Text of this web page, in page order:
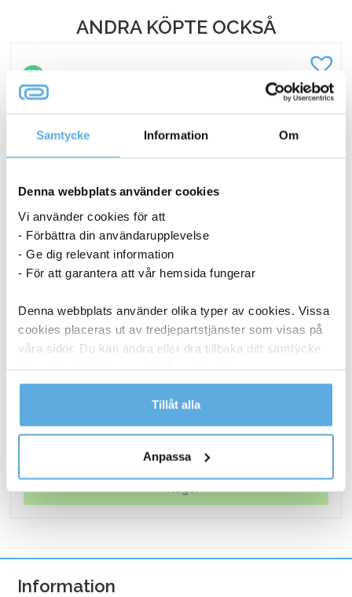
Samtycke Information Om
Denna webbplats använder cookies
Vi använder cookies för att
- Förbättra din användarupplevelse
- Ge dig relevant information
- För att garantera att vår hemsida fungerar
Denna webbplats använder olika typer av cookies. Vissa
cookies placeras ut av tredjepartstjänster som visas på
våra sidor. Du kan ändra eller dra tillbaka ditt samtycke
Läs mer i vår integritetspolicy om vilka vi är, hur du
kontaktar oss och på vilket sätt vi behandlar
Tillåt alla
Anpassa
ANDRA KÖPTE OCKSÅ
Vit 320mmx114m
Rengöringsduk
320mmx114m
mängd
Köp nu
I lager
Information